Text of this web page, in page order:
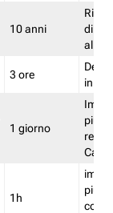
10 anni
di
3 ore
in
1 giorno
più
1h
più